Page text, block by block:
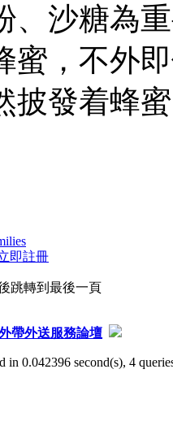
、沙糖為
蜜，不外
披發着蜂
即註冊
跳轉到最後一頁
帶外送服務論壇
in 0.042396 second(s), 4